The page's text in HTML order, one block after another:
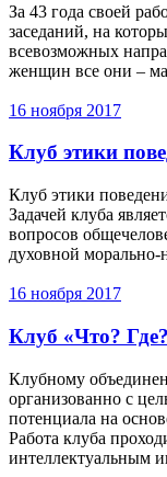
За 43 года своей
заседаний, на
всевозможных
женщин все они –
16 ноября 2017
Клуб этики
Клуб этики
Задачей клуба
вопросов
духовной морально-
16 ноября 2017
Клуб «Что?
Клубному
организованно с
потенциала на
Работа клуба
интеллектуальным